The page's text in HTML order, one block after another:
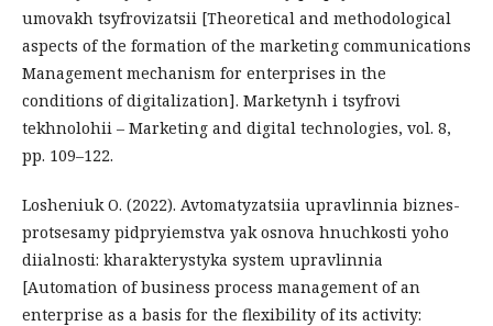
umovakh tsyfrovizatsii [Theoretical and methodological
aspects of the formation of the marketing communications
Management mechanism for enterprises in the
conditions of digitalization]. Marketynh i tsyfrovi
tekhnolohii – Marketing and digital technologies, vol. 8,
pр. 109–122.
Losheniuk O. (2022). Avtomatyzatsiia upravlinnia biznes-
protsesamy pidpryiemstva yak osnova hnuchkosti yoho
diialnosti: kharakterystyka system upravlinnia
[Automation of business process management of an
enterprise as a basis for the flexibility of its activity: